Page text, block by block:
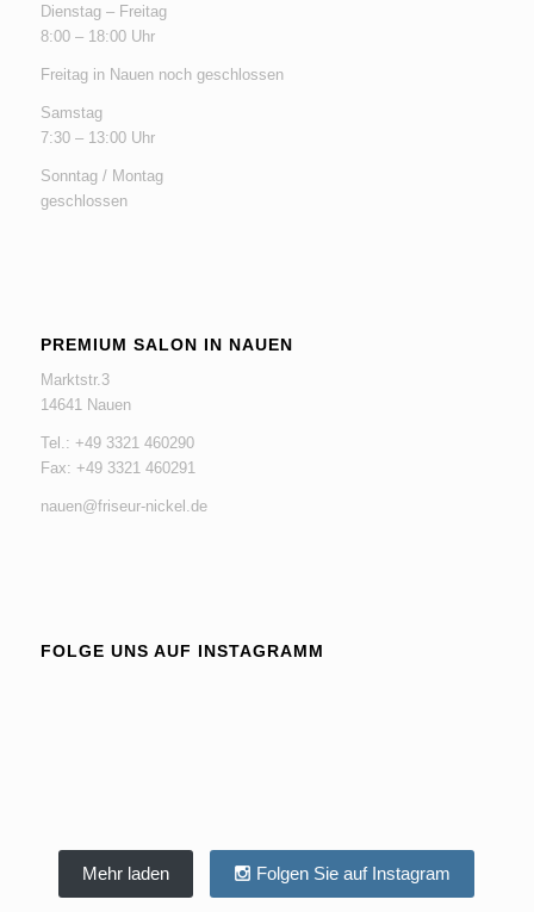
Dienstag – Freitag
8:00 – 18:00 Uhr
Freitag in Nauen noch geschlossen
Samstag
7:30 – 13:00 Uhr
Sonntag / Montag
geschlossen
PREMIUM SALON IN NAUEN
Marktstr.3
14641 Nauen
Tel.: +49 3321 460290
Fax: +49 3321 460291
nauen@friseur-nickel.de
FOLGE UNS AUF INSTAGRAMM
Mehr laden Folgen Sie auf Instagram